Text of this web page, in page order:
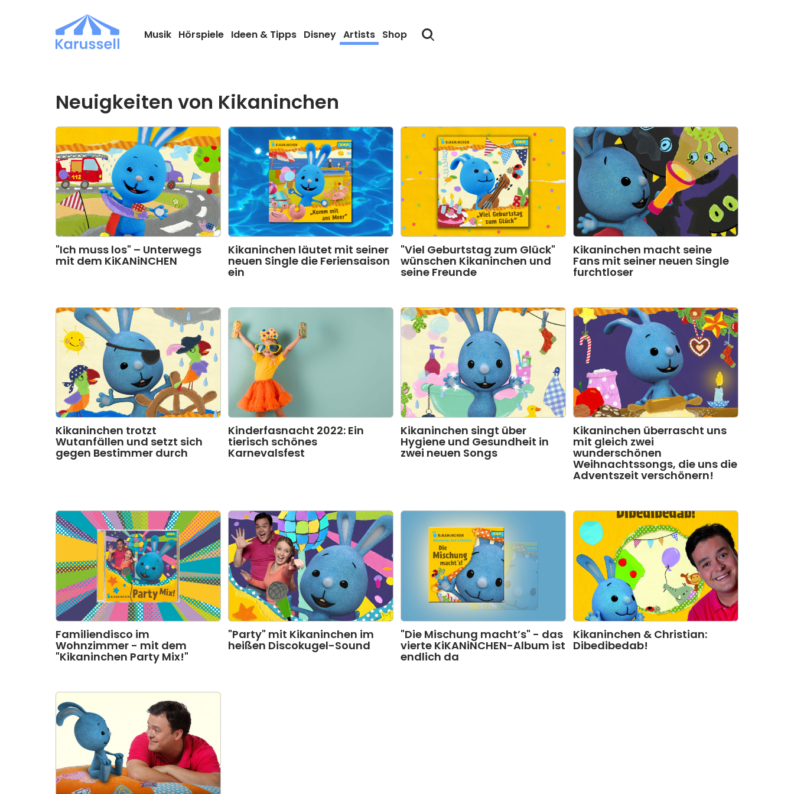
Musik Hörspiele Ideen & Tipps Disney Artists Shop
Neuigkeiten von Kikaninchen
"Ich muss los" – Unterwegs
mit dem KiKANiNCHEN
Kikaninchen läutet mit seiner
neuen Single die Feriensaison
ein
"Viel Geburtstag zum Glück"
wünschen Kikaninchen und
seine Freunde
Kikaninchen macht seine
Fans mit seiner neuen Single
furchtloser
Kikaninchen trotzt
Wutanfällen und setzt sich
gegen Bestimmer durch
Kinderfasnacht 2022: Ein
tierisch schönes
Karnevalsfest
Kikaninchen singt über
Hygiene und Gesundheit in
zwei neuen Songs
Kikaninchen überrascht uns
mit gleich zwei
wunderschönen
Weihnachtssongs, die uns die
Adventszeit verschönern!
Familiendisco im
Wohnzimmer - mit dem
"Kikaninchen Party Mix!"
"Party" mit Kikaninchen im
heißen Discokugel-Sound
"Die Mischung macht’s" - das
vierte KiKANiNCHEN-Album ist
endlich da
Kikaninchen & Christian:
Dibedibedab!